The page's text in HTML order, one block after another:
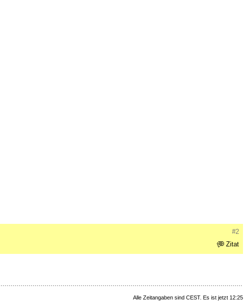
#2
Zitat
Alle Zeitangaben sind CEST. Es ist jetzt 12:25